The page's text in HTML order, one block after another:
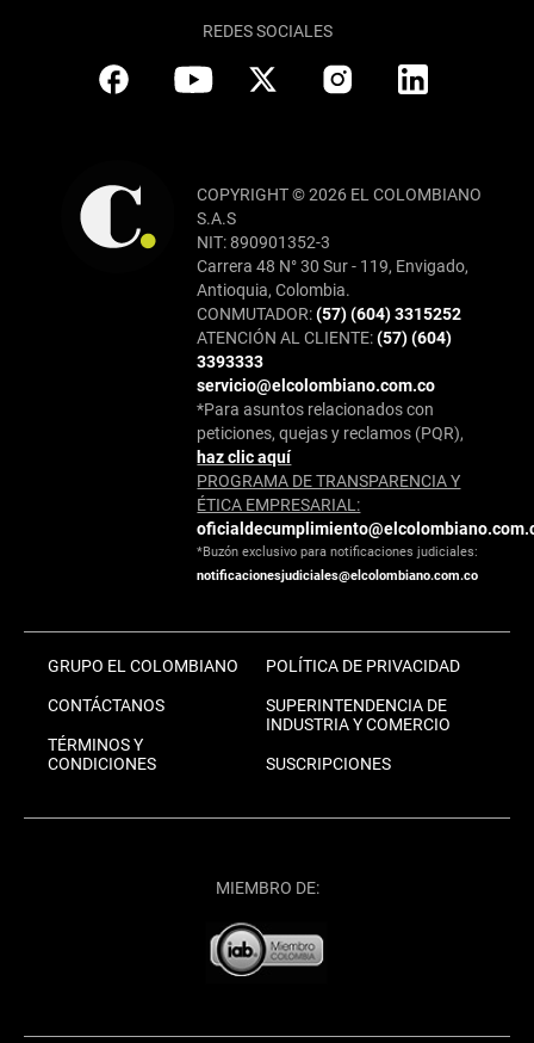
REDES SOCIALES
COPYRIGHT © 2026 EL COLOMBIANO
S.A.S
NIT: 890901352-3
Carrera 48 N° 30 Sur - 119, Envigado,
Antioquia, Colombia.
CONMUTADOR:(57) (604) 3315252
ATENCIÓN AL CLIENTE:(57) (604)
3393333
servicio@elcolombiano.com.co
*Para asuntos relacionados con
peticiones, quejas y reclamos (PQR),
haz clic aquí
PROGRAMA DE TRANSPARENCIA Y
ÉTICA EMPRESARIAL:
*Buzón exclusivo para notificaciones judiciales:
notificacionesjudiciales@elcolombiano.com.co
GRUPO EL COLOMBIANO
CONTÁCTANOS
TÉRMINOS Y
CONDICIONES
POLÍTICA DE PRIVACIDAD
SUPERINTENDENCIA DE
INDUSTRIA Y COMERCIO
SUSCRIPCIONES
MIEMBRO DE: